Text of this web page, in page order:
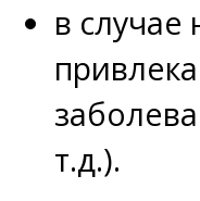
в
т.д.).